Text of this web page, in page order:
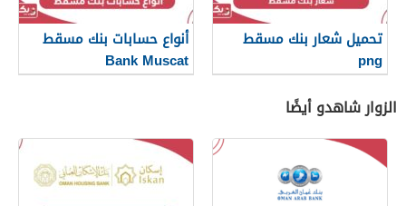
تحميل شعار بنك مسقط
png
أنواع حسابات بنك مسقط
Bank Muscat
الزوار شاهدو أيضًا